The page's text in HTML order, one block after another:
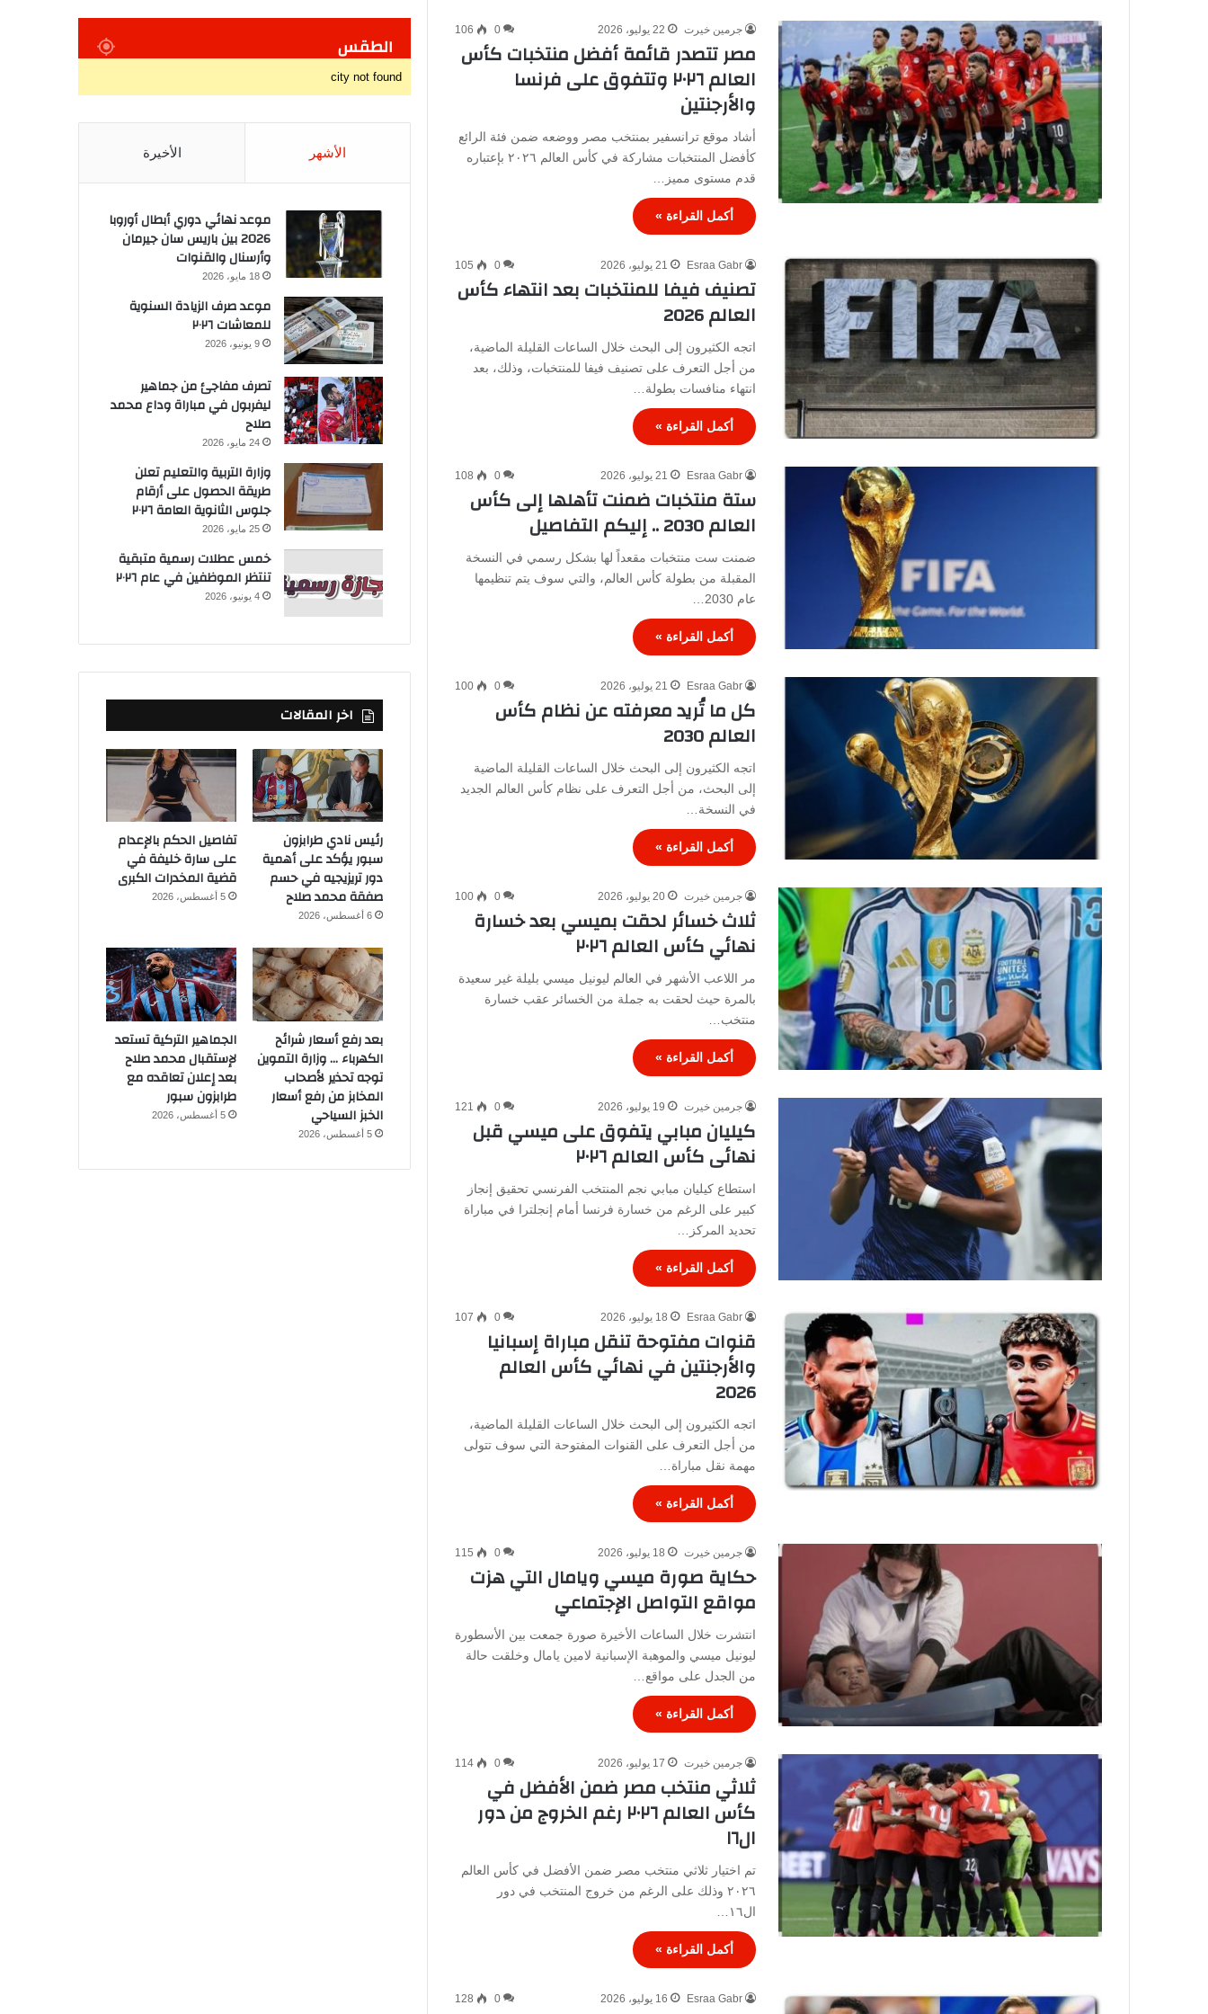
جرمين خيرت 22 يوليو، 2026 0
106
مصر تتصدر قائمة أفضل منتخبات كأس
العالم ٢٠٢٦ وتتفوق على فرنسا
والأرجنتين
أشاد موقع ترانسفير بمنتخب مصر ووضعه ضمن فئة الرائع
كأفضل المنتخبات مشاركة في كأس العالم ٢٠٢٦ بإعتباره
قدم مستوى مميز…
أكمل القراءة »
Esraa Gabr 21 يوليو، 2026 0
105
تصنيف فيفا للمنتخبات بعد انتهاء كأس
العالم 2026
اتجه الكثيرون إلى البحث خلال الساعات القليلة الماضية،
من أجل التعرف على تصنيف فيفا للمنتخبات، وذلك، بعد
انتهاء منافسات بطولة…
أكمل القراءة »
Esraa Gabr 21 يوليو، 2026 0
108
ستة منتخبات ضمنت تأهلها إلى كأس
العالم 2030 .. إليكم التفاصيل
ضمنت ست منتخبات مقعداً لها بشكل رسمي في النسخة
المقبلة من بطولة كأس العالم، والتي سوف يتم تنظيمها
عام 2030…
أكمل القراءة »
Esraa Gabr 21 يوليو، 2026 0
100
كل ما تُريد معرفته عن نظام كأس
العالم 2030
اتجه الكثيرون إلى البحث خلال الساعات القليلة الماضية
إلى البحث، من أجل التعرف على نظام كأس العالم الجديد
في النسخة…
أكمل القراءة »
جرمين خيرت 20 يوليو، 2026 0
100
ثلاث خسائر لحقت بميسي بعد خسارة
نهائي كأس العالم ٢٠٢٦
مر اللاعب الأشهر في العالم ليونيل ميسي بليلة غير سعيدة
بالمرة حيث لحقت به جملة من الخسائر عقب خسارة
منتخب…
أكمل القراءة »
جرمين خيرت 19 يوليو، 2026 0
121
كيليان مبابي يتفوق على ميسي قبل
نهائى كأس العالم ٢٠٢٦
استطاع كيليان مبابي نجم المنتخب الفرنسي تحقيق إنجاز
كبير على الرغم من خسارة فرنسا أمام إنجلترا في مباراة
تحديد المركز…
أكمل القراءة »
Esraa Gabr 18 يوليو، 2026 0
107
قنوات مفتوحة تنقل مباراة إسبانيا
والأرجنتين في نهائي كأس العالم
2026
اتجه الكثيرون إلى البحث خلال الساعات القليلة الماضية،
من أجل التعرف على القنوات المفتوحة التي سوف تتولى
مهمة نقل مباراة…
أكمل القراءة »
جرمين خيرت 18 يوليو، 2026 0
115
حكاية صورة ميسي ويامال التي هزت
مواقع التواصل الإجتماعي
انتشرت خلال الساعات الأخيرة صورة جمعت بين الأسطورة
ليونيل ميسي والموهبة الإسبانية لامين يامال وخلقت حالة
من الجدل على مواقع…
أكمل القراءة »
جرمين خيرت 17 يوليو، 2026 0
114
ثلاثي منتخب مصر ضمن الأفضل في
كأس العالم ٢٠٢٦ رغم الخروج من دور
ال١٦
تم اختيار ثلاثي منتخب مصر ضمن الأفضل في كأس العالم
٢٠٢٦ وذلك على الرغم من خروج المنتخب في دور
ال١٦…
أكمل القراءة »
Esraa Gabr 16 يوليو، 2026 0
128
الطقس
city not found
الأشهر الأخيرة
موعد نهائي دوري أبطال أوروبا
2026 بين باريس سان جيرمان
وأرسنال والقنوات
18 مايو، 2026
موعد صرف الزيادة السنوية
للمعاشات ٢٠٢٦
9 يونيو، 2026
تصرف مفاجئ من جماهير
ليفربول في مباراة وداع محمد
صلاح
24 مايو، 2026
وزارة التربية والتعليم تعلن
طريقة الحصول على أرقام
جلوس الثانوية العامة ٢٠٢٦
25 مايو، 2026
خمس عطلات رسمية متبقية
تنتظر الموظفين في عام ٢٠٢٦
4 يونيو، 2026
اخر المقالات
رئيس نادي طرابزون
سبور يؤكد على أهمية
دور تريزيجيه في حسم
صفقة محمد صلاح
6 أغسطس، 2026
تفاصيل الحكم بالإعدام
على سارة خليفة في
قضية المخدرات الكبرى
5 أغسطس، 2026
بعد رفع أسعار شرائح
الكهرباء … وزارة التموين
توجه تحذير لأصحاب
المخابز من رفع أسعار
الخبز السياحي
5 أغسطس، 2026
الجماهير التركية تستعد
لإستقبال محمد صلاح
بعد إعلان تعاقده مع
طرابزون سبور
5 أغسطس، 2026